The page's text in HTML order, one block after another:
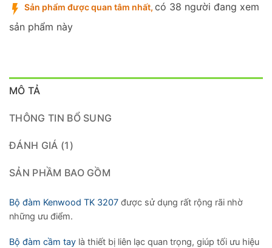
Sản phẩm được quan tâm nhất, có 38 người đang xem
sản phẩm này
MÔ TẢ
THÔNG TIN BỔ SUNG
ĐÁNH GIÁ (1)
SẢN PHẦM BAO GỒM
Bộ đàm Kenwood TK 3207 được sử dụng rất rộng rãi nhờ
những ưu điểm.
Bộ đàm cầm tay là thiết bị liên lạc quan trọng, giúp tối ưu hiệu